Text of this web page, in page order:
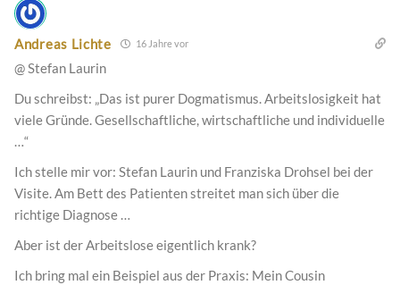
Andreas Lichte 16 Jahre vor
@ Stefan Laurin
Du schreibst: „Das ist purer Dogmatismus. Arbeitslosigkeit hat
viele Gründe. Gesellschaftliche, wirtschaftliche und individuelle
…“
Ich stelle mir vor: Stefan Laurin und Franziska Drohsel bei der
Visite. Am Bett des Patienten streitet man sich über die
richtige Diagnose …
Aber ist der Arbeitslose eigentlich krank?
Ich bring mal ein Beispiel aus der Praxis: Mein Cousin